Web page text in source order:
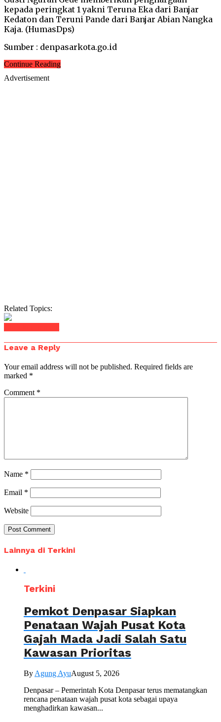
kepada peringkat 1 yakni Teruna Eka dari Banjar
Kedaton dan Teruni Pande dari Banjar Abian Nangka
Kaja. (HumasDps)
Sumber : denpasarkota.go.id
Continue Reading
Advertisement
Related Topics:
Leave a Reply
Your email address will not be published. Required fields are
marked *
Comment *
Name *
Email *
Website
Lainnya di Terkini
Terkini
Pemkot Denpasar Siapkan
Penataan Wajah Pusat Kota
Gajah Mada Jadi Salah Satu
Kawasan Prioritas
ByAgung AyuAugust 5, 2026
Denpasar – Pemerintah Kota Denpasar terus mematangkan
rencana penataan wajah pusat kota sebagai upaya
menghadirkan kawasan...